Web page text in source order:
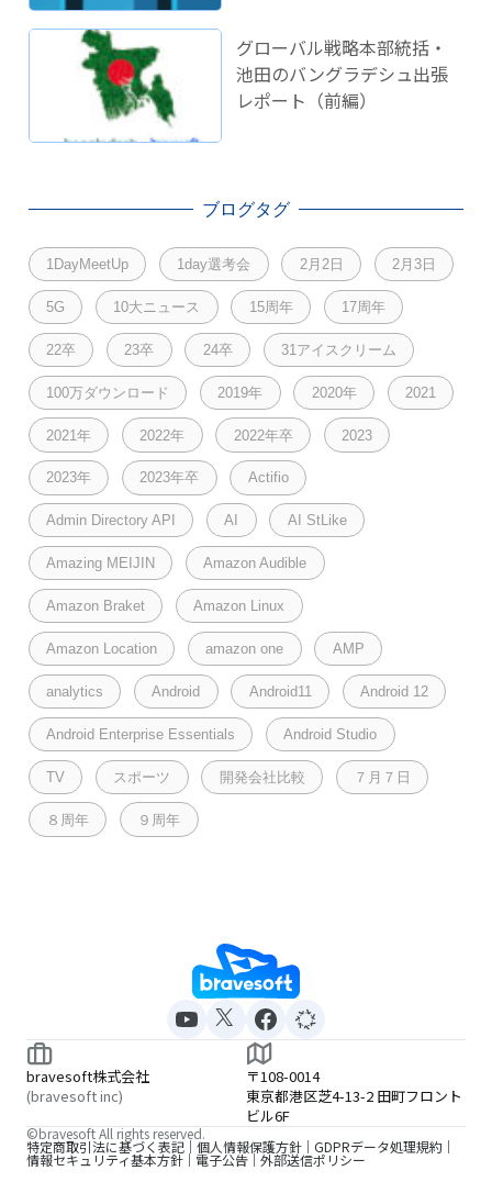
グローバル戦略本部統括・
池田のバングラデシュ出張
レポート（前編）
ブログタグ
1DayMeetUp 1day選考会 2月2日 2月3日
5G 10大ニュース 15周年 17周年
22卒 23卒 24卒 31アイスクリーム
100万ダウンロード 2019年 2020年 2021
2021年 2022年 2022年卒 2023
2023年 2023年卒 Actifio
Admin Directory API AI AI StLike
Amazing MEIJIN Amazon Audible
Amazon Braket Amazon Linux
Amazon Location amazon one AMP
analytics Android Android11 Android 12
Android Enterprise Essentials Android Studio
TV スポーツ 開発会社比較 ７月７日
８周年 ９周年
bravesoft株式会社
(bravesoft inc)
〒108-0014
東京都港区芝4-13-2 田町フロント
ビル6F
特定商取引法に基づく表記 個人情報保護方針 GDPRデータ処理規約
情報セキュリティ基本方針 電子公告 外部送信ポリシー
©bravesoft All rights reserved.